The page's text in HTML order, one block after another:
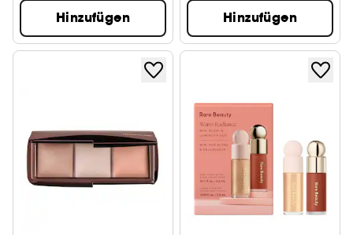
Hinzufügen Hinzufügen